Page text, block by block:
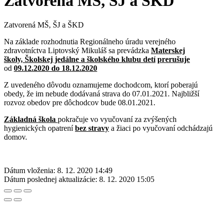
Zatvorená MŠ, ŠJ a ŠKD
Na základe rozhodnutia Regionálneho úradu verejného
zdravotníctva Liptovský Mikuláš sa prevádzka Materskej
školy, Školskej jedálne a školského klubu detí prerušuje
od 09.12.2020 do 18.12.2020
Z uvedeného dôvodu oznamujeme dochodcom, ktorí poberajú
obedy, že im nebude dodávaná strava do 07.01.2021. Najbližší
rozvoz obedov pre dôchodcov bude 08.01.2021.
Základná škola pokračuje vo vyučovaní za zvýšených
hygienických opatreníbez stravy a žiaci po vyučovaní odchádzajú
domov.
Dátum vloženia: 8. 12. 2020 14:49
Dátum poslednej aktualizácie: 8. 12. 2020 15:05